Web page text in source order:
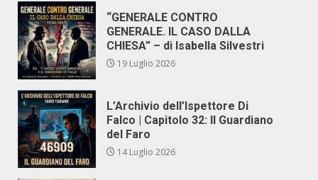
“GENERALE CONTRO
GENERALE. IL CASO DALLA
CHIESA” – di Isabella Silvestri
19 Luglio 2026
L’Archivio dell’Ispettore Di
Falco | Capitolo 32: Il Guardiano
del Faro
14 Luglio 2026